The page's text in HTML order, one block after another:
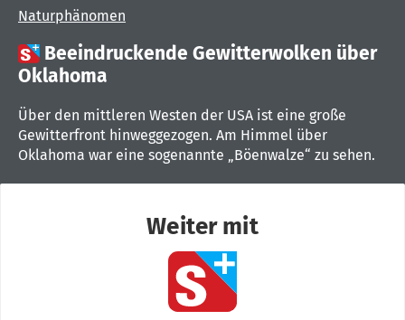
Naturphänomen
 Beeindruckende Gewitterwolken über
Oklahoma
Über den mittleren Westen der USA ist eine große
Gewitterfront hinweggezogen. Am Himmel über
Oklahoma war eine sogenannte „Böenwalze“ zu sehen.